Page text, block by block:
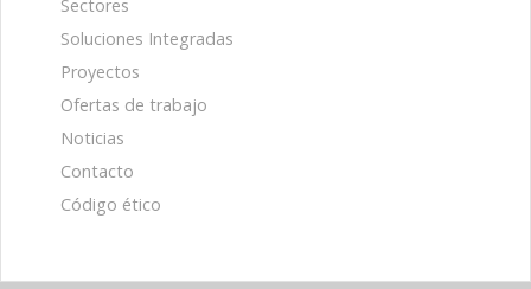
Sectores
Soluciones Integradas
Proyectos
Ofertas de trabajo
Noticias
Contacto
Código ético